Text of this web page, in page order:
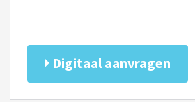
Digitaal aanvragen